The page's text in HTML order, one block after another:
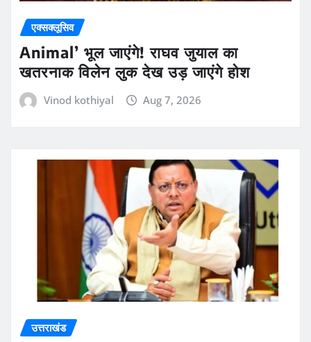
एक्सक्लूसिव
Animal’ भूल जाएंगे! राघव जुयाल का
खतरनाक विलेन लुक देख उड़ जाएंगे होश
Vinod kothiyal Aug 7, 2026
उत्तराखंड